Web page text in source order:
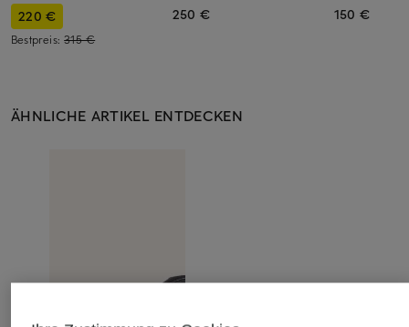
220 €
Bestpreis:315 €
250 €
150 €
ÄHNLICHE ARTIKEL ENTDECKEN